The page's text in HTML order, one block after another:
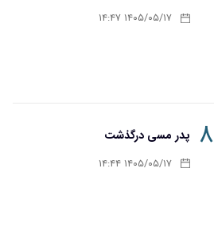
۱۴۰۵/۰۵/۱۷ ۱۴:۴۷
۸ پدر مسی درگذشت
۱۴۰۵/۰۵/۱۷ ۱۴:۴۴